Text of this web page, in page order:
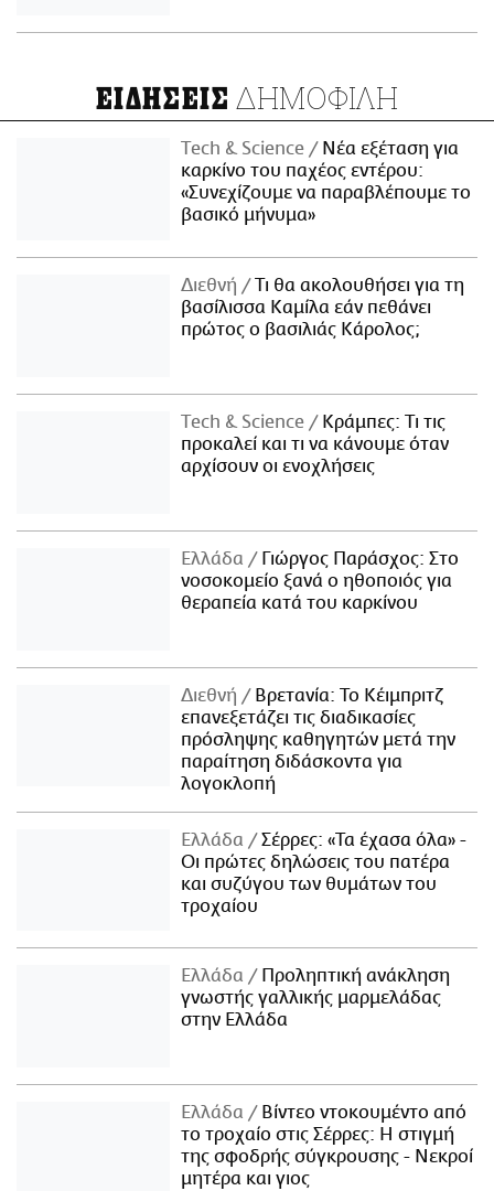
ΕΙΔΗΣΕΙΣ ΔΗΜΟΦΙΛΗ
Τech & Science
Νέα εξέταση για
καρκίνο του παχέος εντέρου:
«Συνεχίζουμε να παραβλέπουμε το
βασικό μήνυμα»
Διεθνή
Τι θα ακολουθήσει για τη
βασίλισσα Καμίλα εάν πεθάνει
πρώτος ο βασιλιάς Κάρολος;
Τech & Science
Κράμπες: Τι τις
προκαλεί και τι να κάνουμε όταν
αρχίσουν οι ενοχλήσεις
Ελλάδα
Γιώργος Παράσχος: Στο
νοσοκομείο ξανά ο ηθοποιός για
θεραπεία κατά του καρκίνου
Διεθνή
Βρετανία: Το Κέιμπριτζ
επανεξετάζει τις διαδικασίες
πρόσληψης καθηγητών μετά την
παραίτηση διδάσκοντα για
λογοκλοπή
Ελλάδα
Σέρρες: «Τα έχασα όλα» -
Οι πρώτες δηλώσεις του πατέρα
και συζύγου των θυμάτων του
τροχαίου
Ελλάδα
Προληπτική ανάκληση
γνωστής γαλλικής μαρμελάδας
στην Ελλάδα
Ελλάδα
Βίντεο ντοκουμέντο από
το τροχαίο στις Σέρρες: Η στιγμή
της σφοδρής σύγκρουσης - Νεκροί
μητέρα και γιος